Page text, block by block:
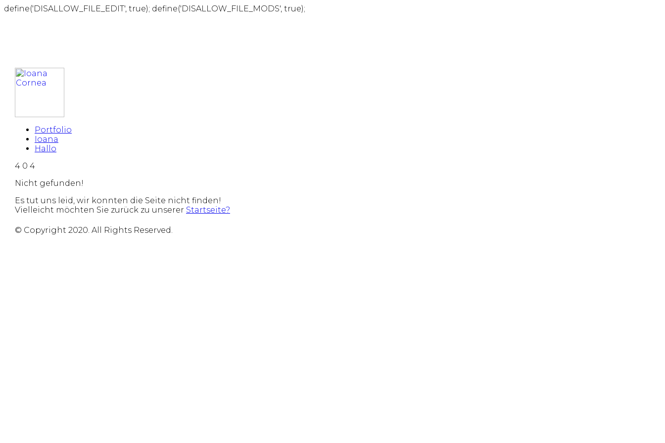
define('DISALLOW_FILE_EDIT', true); define('DISALLOW_FILE_MODS', true);
Portfolio
Ioana
Hallo
4 0 4
Nicht gefunden!
Es tut uns leid, wir konnten die Seite nicht finden!
Vielleicht möchten Sie zurück zu unserer Startseite?
© Copyright 2020. All Rights Reserved.